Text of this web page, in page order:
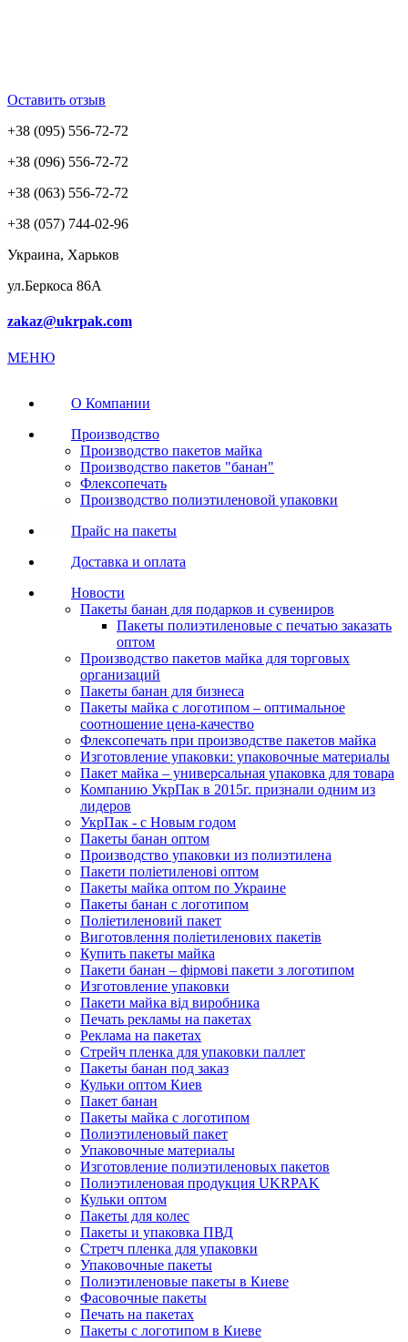
Оставить отзыв
+38 (095) 556-72-72
+38 (096) 556-72-72
+38 (063) 556-72-72
+38 (057) 744-02-96
Украина, Харьков
ул.Беркоса 86А
zakaz@ukrpak.com
МЕНЮ
О Компании
Производство
Производство пакетов майка
Производство пакетов "банан"
Флексопечать
Производство полиэтиленовой упаковки
Прайс на пакеты
Доставка и оплата
Новости
Пакеты банан для подарков и сувениров
Пакеты полиэтиленовые с печатью заказать
оптом
Производство пакетов майка для торговых
организаций
Пакеты банан для бизнеса
Пакеты майка с логотипом – оптимальное
соотношение цена-качество
Флексопечать при производстве пакетов майка
Изготовление упаковки: упаковочные материалы
Пакет майка – универсальная упаковка для товара
Компанию УкрПак в 2015г. признали одним из
лидеров
УкрПак - с Новым годом
Пакеты банан оптом
Производство упаковки из полиэтилена
Пакети поліетиленові оптом
Пакеты майка оптом по Украине
Пакеты банан с логотипом
Поліетиленовий пакет
Виготовлення поліетиленових пакетів
Купить пакеты майка
Пакети банан – фірмові пакети з логотипом
Изготовление упаковки
Пакети майка від виробника
Печать рекламы на пакетах
Реклама на пакетах
Стрейч пленка для упаковки паллет
Пакеты банан под заказ
Кульки оптом Киев
Пакет банан
Пакеты майка с логотипом
Полиэтиленовый пакет
Упаковочные материалы
Изготовление полиэтиленовых пакетов
Полиэтиленовая продукция UKRPAK
Кульки оптом
Пакеты для колес
Пакеты и упаковка ПВД
Стретч пленка для упаковки
Упаковочные пакеты
Полиэтиленовые пакеты в Киеве
Фасовочные пакеты
Печать на пакетах
Пакеты с логотипом в Киеве